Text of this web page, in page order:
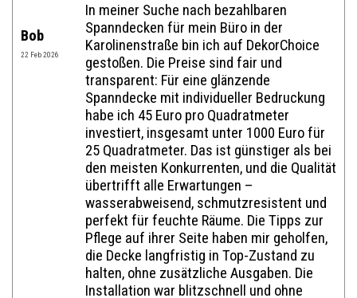
Website im Internet:
Bob
22 Feb 2026
In meiner Suche nach bezahlbaren
Spanndecken für mein Büro in der
Karolinenstraße bin ich auf DekorChoice
gestoßen. Die Preise sind fair und
transparent: Für eine glänzende
Spanndecke mit individueller Bedruckung
habe ich 45 Euro pro Quadratmeter
investiert, insgesamt unter 1000 Euro für
25 Quadratmeter. Das ist günstiger als bei
den meisten Konkurrenten, und die Qualität
übertrifft alle Erwartungen –
wasserabweisend, schmutzresistent und
perfekt für feuchte Räume. Die Tipps zur
Pflege auf ihrer Seite haben mir geholfen,
die Decke langfristig in Top-Zustand zu
halten, ohne zusätzliche Ausgaben. Die
Installation war blitzschnell und ohne